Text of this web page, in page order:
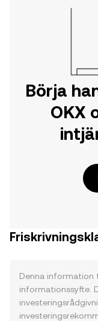
Börja
OKX
Denna information
informationssyfte.